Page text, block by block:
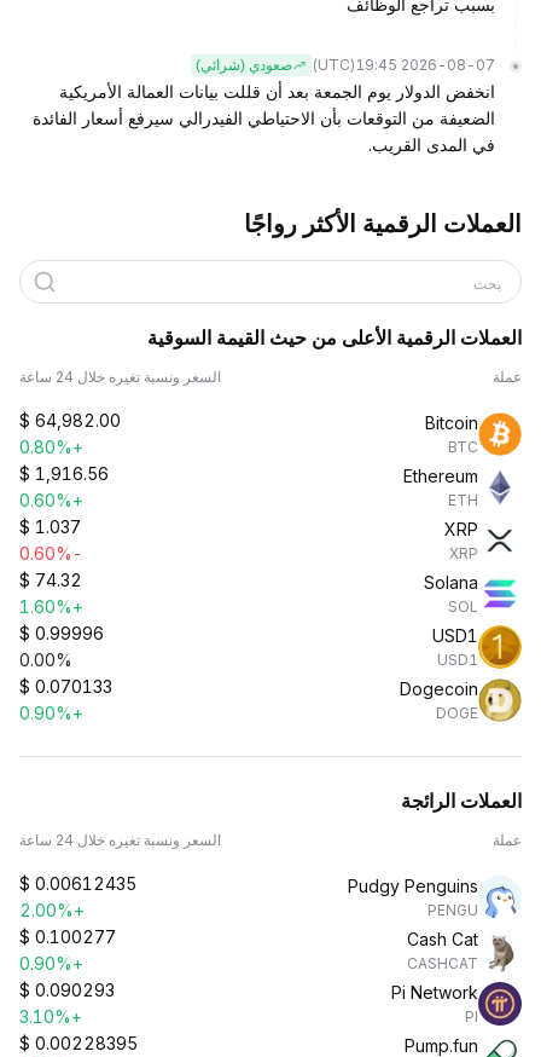
بسبب تراجع الوظائف
2026-08-07 19:45
(UTC) صعودي (شرائي)
انخفض الدولار يوم الجمعة بعد أن قللت بيانات العمالة الأمريكية
الضعيفة من التوقعات بأن الاحتياطي الفيدرالي سيرفع أسعار الفائدة
في المدى القريب.
العملات الرقمية الأكثر رواجًا
بحث
العملات الرقمية الأعلى من حيث القيمة السوقية
عملة السعر ونسبة تغيره خلال 24 ساعة
Bitcoin
BTC
$ 64,982.00
+0.80%
Ethereum
ETH
$ 1,916.56
+0.60%
XRP
XRP
$ 1.037
-0.60%
Solana
SOL
$ 74.32
+1.60%
USD1
USD1
$ 0.99996
0.00%
Dogecoin
DOGE
$ 0.070133
+0.90%
العملات الرائجة
عملة السعر ونسبة تغيره خلال 24 ساعة
Pudgy Penguins
PENGU
$ 0.00612435
+2.00%
Cash Cat
CASHCAT
$ 0.100277
+0.90%
Pi Network
PI
$ 0.090293
+3.10%
Pump.fun
$ 0.00228395